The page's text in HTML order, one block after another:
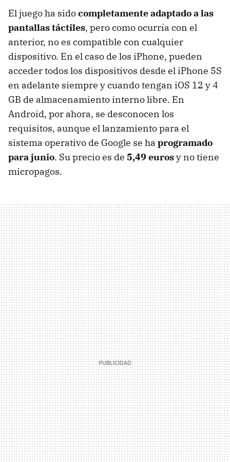
El juego ha sidocompletamente adaptado a las
pantallas táctiles, pero como ocurría con el
anterior, no es compatible con cualquier
dispositivo. En el caso de los iPhone, pueden
acceder todos los dispositivos desde el iPhone 5S
en adelante siempre y cuando tengan iOS 12 y 4
GB de almacenamiento interno libre. En
Android, por ahora, se desconocen los
requisitos, aunque el lanzamiento para el
sistema operativo de Google se ha programado
para junio. Su precio es de 5,49 eurosy no tiene
micropagos.